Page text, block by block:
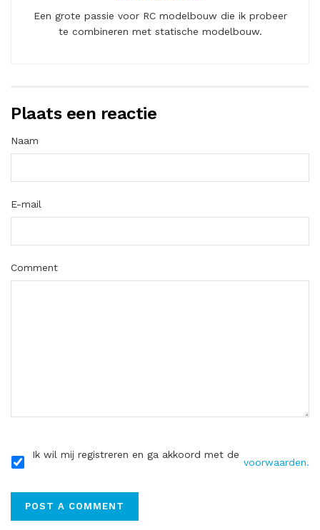
Een grote passie voor RC modelbouw die ik probeer
te combineren met statische modelbouw.
Plaats een reactie
Naam
E-mail
Comment
Ik wil mij registreren en ga akkoord met de
voorwaarden.